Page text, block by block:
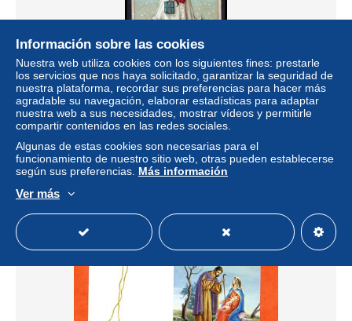
Grande image. Petite fille avec Poupée, cadeaux, paysage
enneigé.
± 9,22 US$
Estatus Privado
Información sobre las cookies
Nuestra web utiliza cookies con los siguientes fines: prestarle
los servicios que nos haya solicitado, garantizar la seguridad de
nuestra plataforma, recordar sus preferencias para hacer más
agradable su navegación, elaborar estadísticas para adaptar
nuestra web a sus necesidades, mostrar vídeos y permitirle
compartir contenidos en las redes sociales.
Algunas de estas cookies son necesarias para el
funcionamiento de nuestro sitio web, otras pueden establecerse
según sus preferencias. Más información
Ver más